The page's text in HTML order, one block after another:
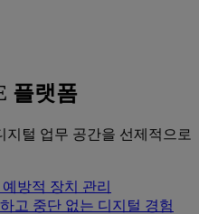
플랫폼
털 업무 공간을 선제적으로
방적 장치 관리
고 중단 없는 디지털 경험